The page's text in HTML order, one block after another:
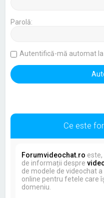
Parolă:
Autentifică-mă automat
Ce este
Forumvideochat.ro este,
de informații despre
de modele de videochat
online pentru fetele care
domeniu.